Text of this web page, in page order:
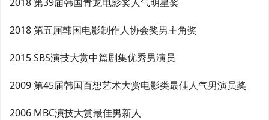
2018 第五届韩国电影制作人协会奖男主角奖
2015 SBS演技大赏中篇剧集优秀男演员
2009 第45届韩国百想艺术大赏电影类最佳人气男演员奖
2006 MBC演技大赏最佳男新人